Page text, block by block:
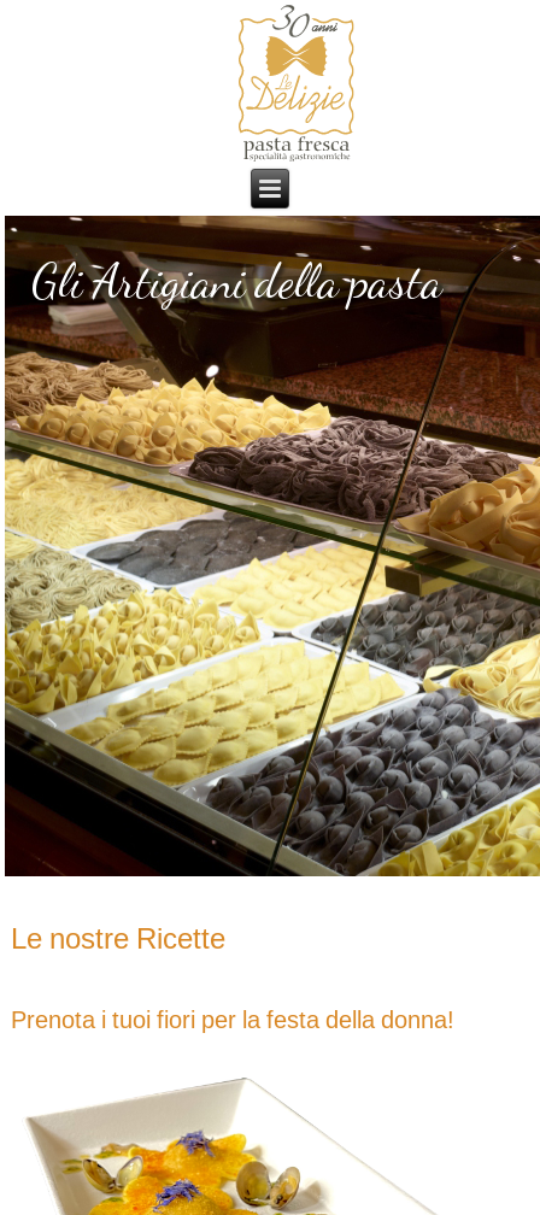
Gli Artigiani della pasta
Le nostre Ricette
Prenota i tuoi fiori per la festa della donna!